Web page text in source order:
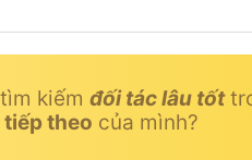
kiếm đối tác lâu tốt
tiếp theo của mình?